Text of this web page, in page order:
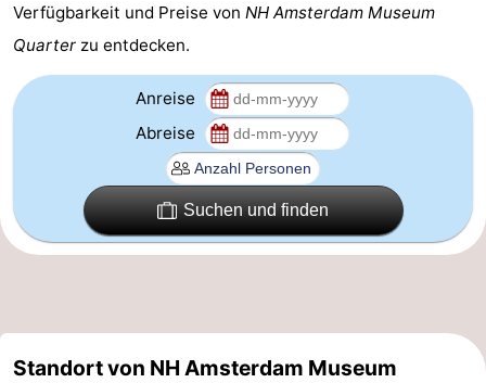
Verfügbarkeit und Preise von NH Amsterdam Museum
Quarter zu entdecken.
Anreise
Abreise
Suchen und finden
Standort von NH Amsterdam Museum